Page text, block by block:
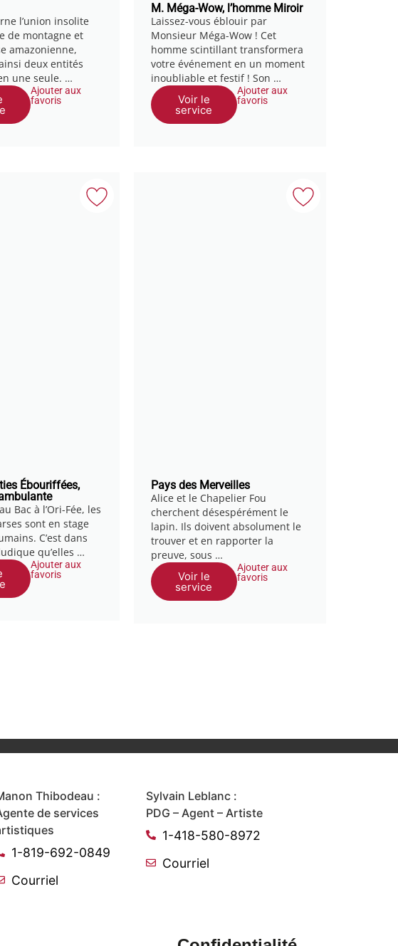
l’union insolite
de montagne et
amazonienne,
deux entités
une seule. …
Ajouter aux
favoris
M. Méga-Wow, l’homme Miroir
Laissez-vous éblouir par
Monsieur Méga-Wow ! Cet
homme scintillant transformera
votre événement en un moment
inoubliable et festif ! Son …
Voir le
service
Ajouter aux
favoris
Ébouriffées,
Bac à l’Ori-Fée, les
sont en stage
C’est dans
qu’elles …
Ajouter aux
favoris
Pays des Merveilles
Alice et le Chapelier Fou
cherchent désespérément le
lapin. Ils doivent absolument le
trouver et en rapporter la
preuve, sous …
Voir le
service
Ajouter aux
favoris
Thibodeau :
de services
1-819-692-0849
Courriel
Sylvain Leblanc :
PDG – Agent – Artiste
1-418-580-8972
Courriel